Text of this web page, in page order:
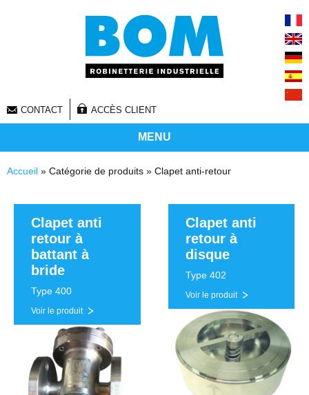
CONTACT ACCÈS CLIENT
MENU
Vous êtes ici
Accueil » Catégorie de produits » Clapet anti-retour
Clapet anti
retour à
battant à
bride
Type 400
Voir le produit
Clapet anti
retour à
disque
Type 402
Voir le produit